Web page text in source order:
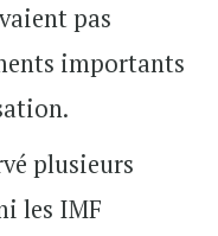
pas
importants
plusieurs
les IMF